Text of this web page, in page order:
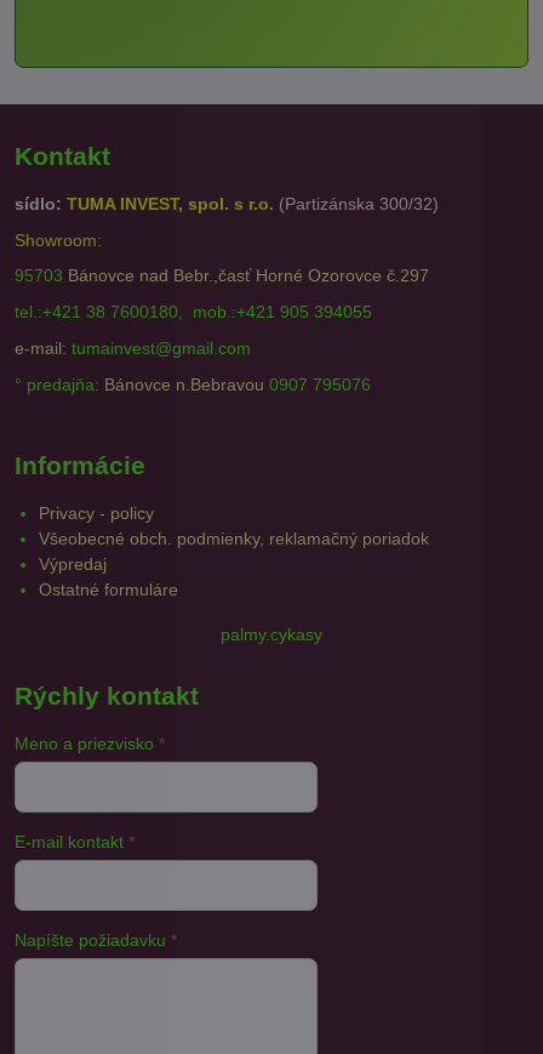
Kontakt
sídlo: TUMA INVEST, spol. s r.o. (Partizánska 300/32)
Showroom:
95703 Bánovce nad Bebr.,časť Horné Ozorovce č.297
tel.:+421 38 7600180, mob.:+421 905 394055
e-mail: tumainvest@gmail.com
° predajňa: Bánovce n.Bebravou 0907 795076
Informácie
Privacy - policy
Všeobecné obch. podmienky, reklamačný poriadok
Výpredaj
Ostatné formuláre
palmy.cykasy
Rýchly kontakt
Meno a priezvisko *
E-mail kontakt *
Napíšte požiadavku *